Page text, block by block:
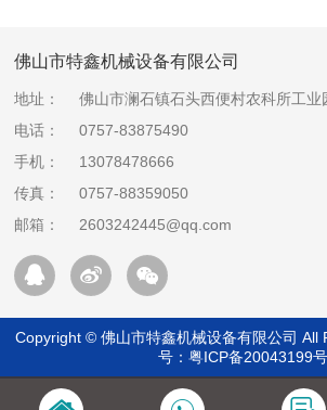
佛山市特鑫机械设备有限公司
地址：
佛山市澜石镇石头西便村农科所工业
电话：
0757-83875490
手机：
13078478666
传真：
0757-88359050
邮箱：
2603242445@qq.com
Copyright © 佛山市特鑫机械设备有限公司 All
号： 粤ICP备20043199号